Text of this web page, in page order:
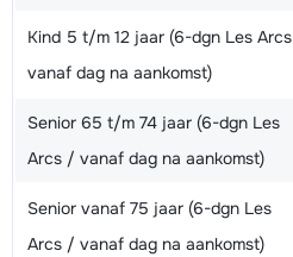
Kind 5 t/m 12 jaar (6-dgn Les
vanaf dag na aankomst)
Senior 65 t/m 74 jaar (6-dgn Les
Arcs / vanaf dag na aankomst)
Senior vanaf 75 jaar (6-dgn Les
Arcs / vanaf dag na aankomst)